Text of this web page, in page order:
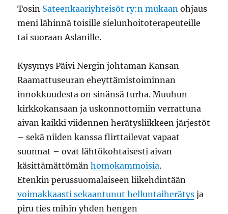
Tosin Sateenkaariyhteisöt ry:n mukaan ohjaus
meni lähinnä toisille sielunhoitoterapeuteille
tai suoraan Aslanille.
Kysymys Päivi Nergin johtaman Kansan
Raamattuseuran eheyttämistoiminnan
innokkuudesta on sinänsä turha. Muuhun
kirkkokansaan ja uskonnottomiin verrattuna
aivan kaikki viidennen herätysliikkeen järjestöt
– sekä niiden kanssa flirttailevat vapaat
suunnat – ovat lähtökohtaisesti aivan
käsittämättömänhomokammoisia.
Etenkin perussuomalaiseen liikehdintään
voimakkaasti sekaantunut helluntaiherätys ja
piru ties mihin yhden hengen